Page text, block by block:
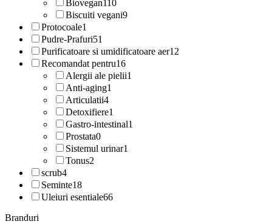
Biovegan110
Biscuiti vegani9
Protocoale1
Pudre-Prafuri51
Purificatoare si umidificatoare aer12
Recomandat pentru16
Alergii ale pielii1
Anti-aging1
Articulatii4
Detoxifiere1
Gastro-intestinal1
Prostata0
Sistemul urinar1
Tonus2
scrub4
Seminte18
Uleiuri esentiale66
Branduri